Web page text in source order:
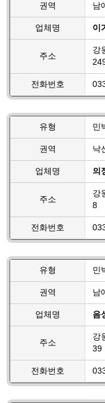
권역 남
업체명 이
주소
강
전화번호
유형 민
권역 낙
업체명 의
주소
강
8
전화번호
유형 민
권역 남
업체명 음
주소
강
39
전화번호